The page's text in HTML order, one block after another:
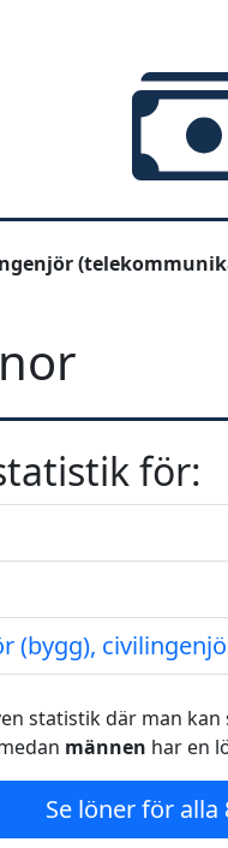
för:
(bygg),
statistik där man
männen har en
Se löner för alla